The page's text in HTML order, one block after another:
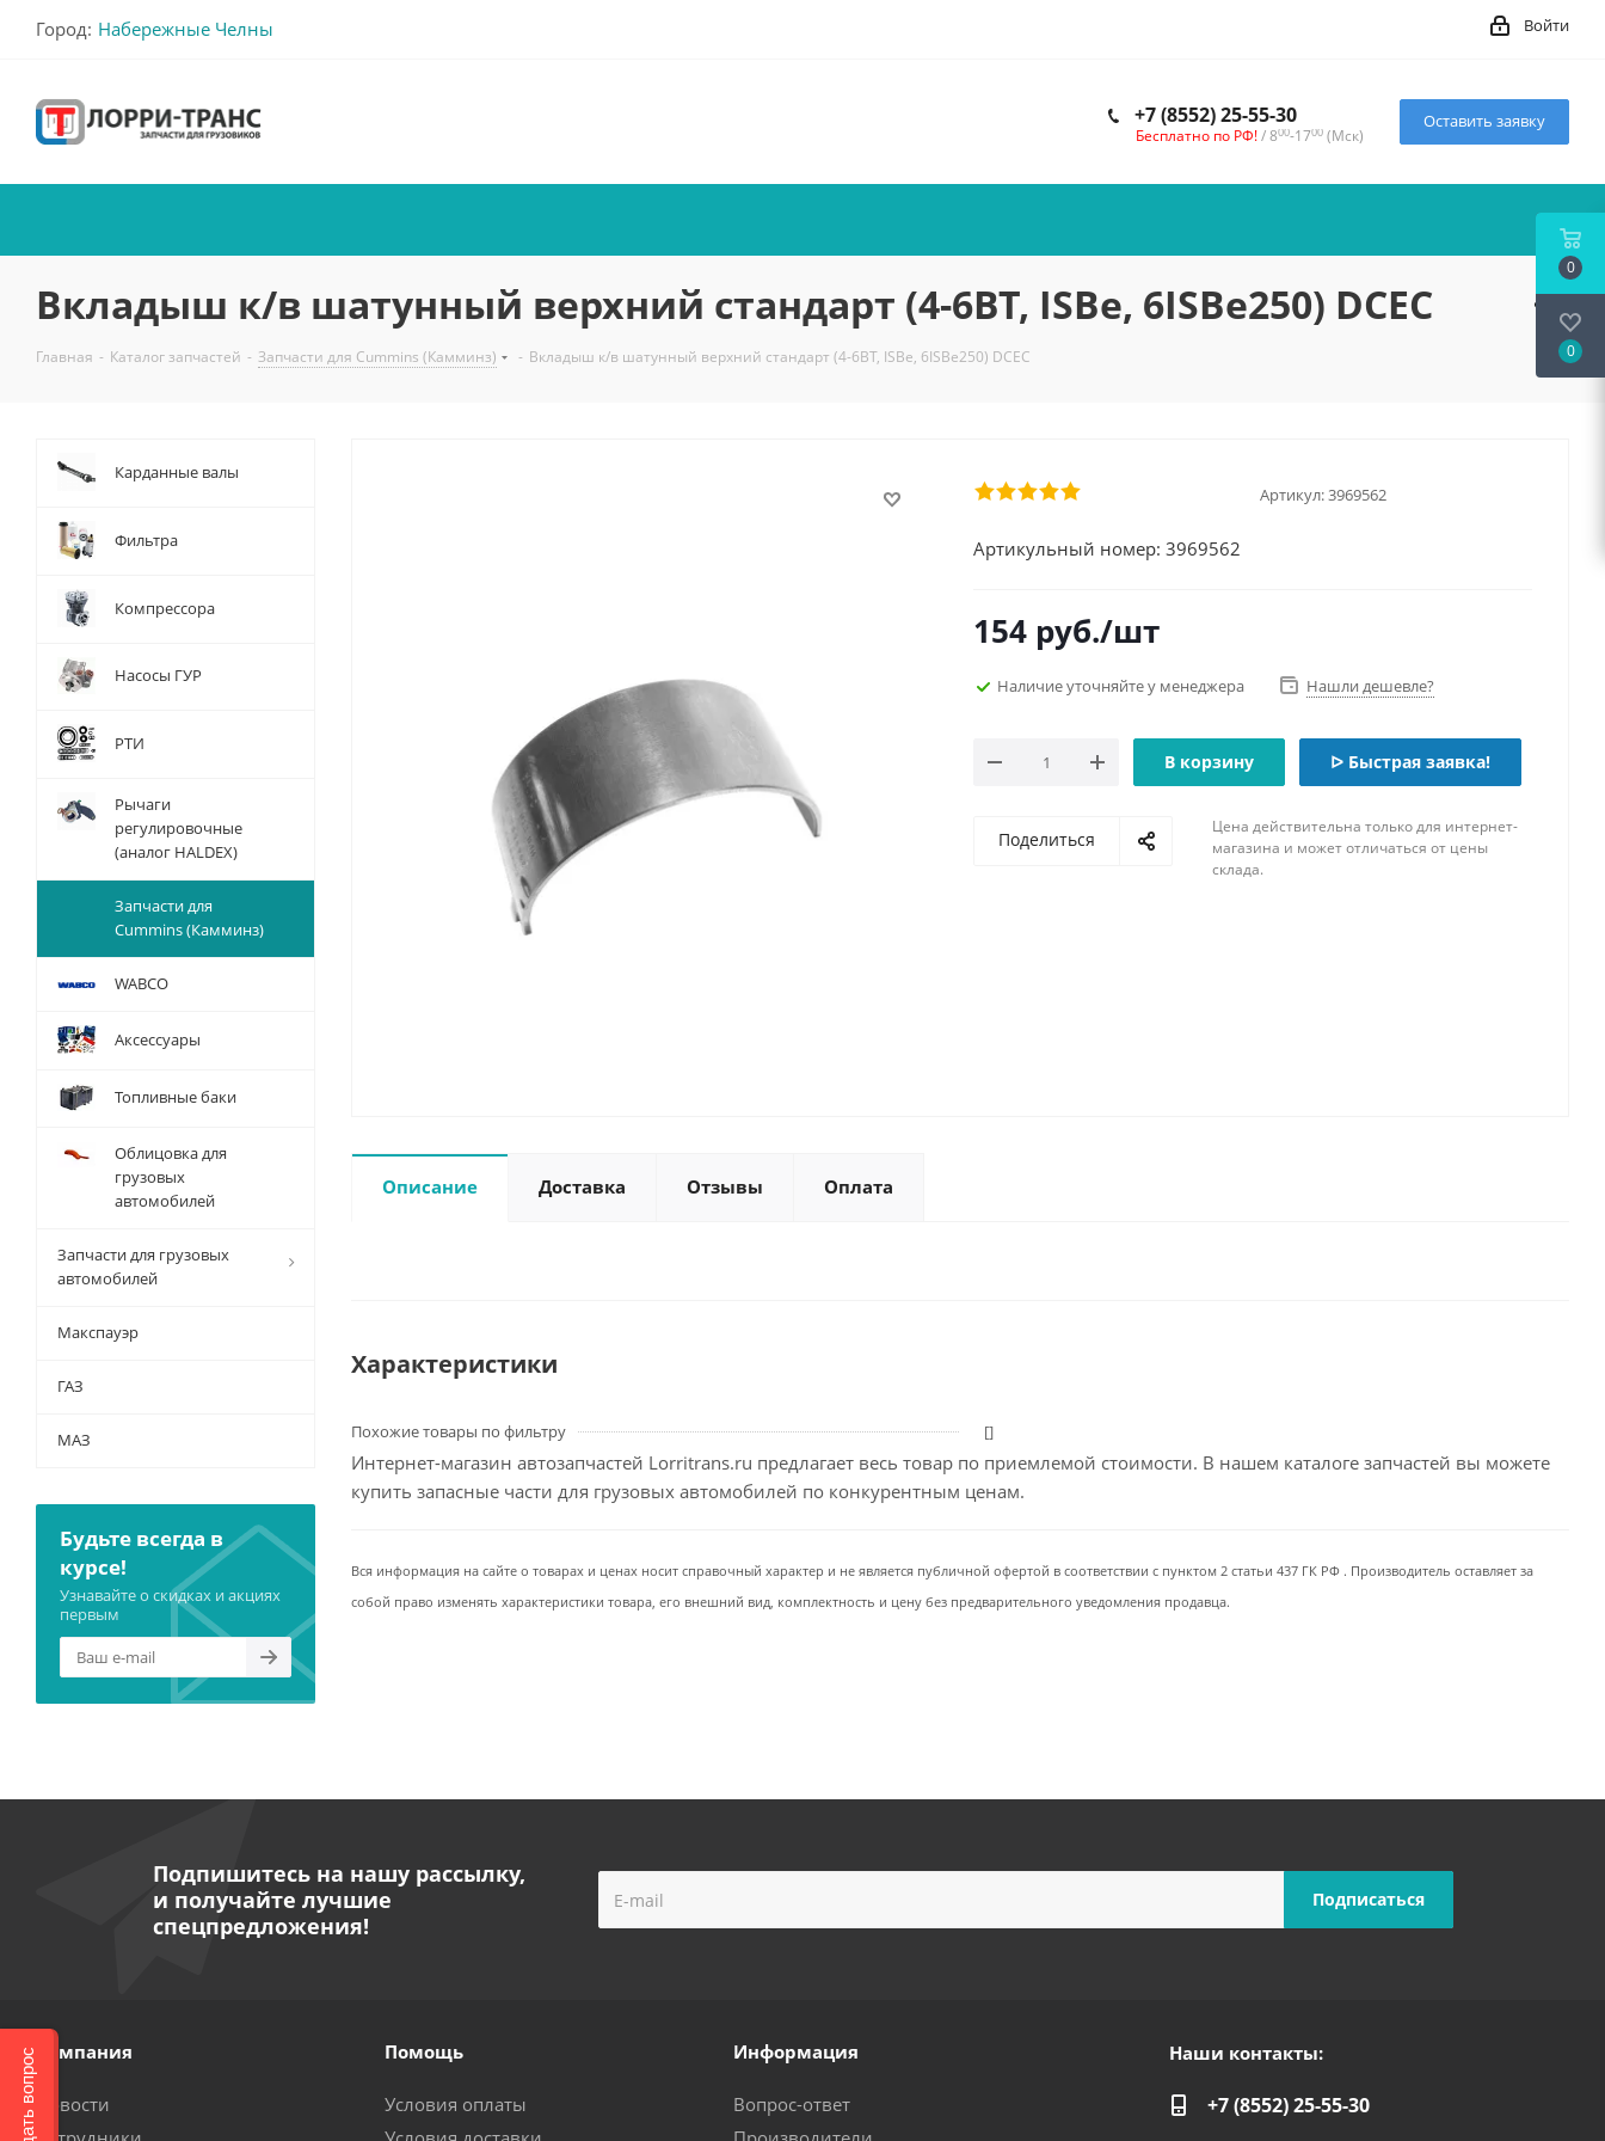
Город: Набережные Челны Войти
+7 (8552) 25-55-30
Бесплатно по РФ!/ 800-1700 (Мск)
Оставить заявку
Вкладыш к/в шатунный верхний стандарт (4-6BT, ISBe, 6ISBe250) DCEC
Главная - Каталог запчастей - Запчасти для Cummins (Камминз) - Вкладыш к/в шатунный верхний стандарт (4-6BT, ISBe, 6ISBe250) DCEC
Артикул:3969562
Артикульный номер: 3969562
154 руб./шт
Наличие уточняйте у менеджера Нашли дешевле?
В корзину ᐅ Быстрая заявка!
Поделиться
Цена действительна только для интернет-
магазина и может отличаться от цены
склада.
Описание Доставка Отзывы Оплата
Характеристики
Похожие товары по фильтру []
Интернет-магазин автозапчастей Lorritrans.ru предлагает весь товар по приемлемой стоимости. В нашем каталоге запчастей вы можете
купить запасные части для грузовых автомобилей по конкурентным ценам.
Вся информация на сайте о товарах и ценах носит справочный характер и не является публичной офертой в соответствии с пунктом 2 статьи 437 ГК РФ . Производитель оставляет за
собой право изменять характеристики товара, его внешний вид, комплектность и цену без предварительного уведомления продавца.
Карданные валы
Фильтра
Компрессора
Насосы ГУР
РТИ
Рычаги
регулировочные
(аналог HALDEX)
Запчасти для
Cummins (Камминз)
WABCO
Аксессуары
Топливные баки
Облицовка для
грузовых
автомобилей
Запчасти для грузовых
автомобилей
Макспауэр
ГАЗ
МАЗ
Будьте всегда в
курсе!
Узнавайте о скидках и акциях
первым
Подпишитесь на нашу рассылку,
и получайте лучшие
спецпредложения!
Компания
Новости
Помощь
Условия оплаты
Информация
Вопрос-ответ
Наши контакты:
+7 (8552) 25-55-30
0
0
Задать вопрос